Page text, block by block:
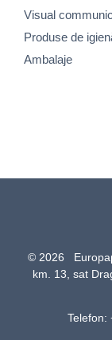
Visual
Produse de
Ambalaje
© 2026
km. 13, sat
Telefon: